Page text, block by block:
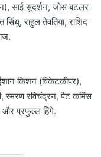
साई सुदर्शन, जोस बटलर
राहुल तेवतिया, राशिद
किशन (विकेटकीपर),
स्मरण रविचंद्रन, पैट कमिंस
और प्रफुल्ल हिंगे.